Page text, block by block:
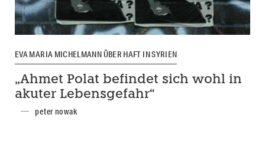
EVA MARIA MICHELMANN ÜBER HAFT IN SYRIEN
„Ahmet Polat befindet sich wohl in
akuter Lebensgefahr“
peter nowak